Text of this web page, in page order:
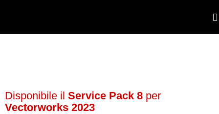
Disponibile il Service Pack 8 per
Vectorworks 2023